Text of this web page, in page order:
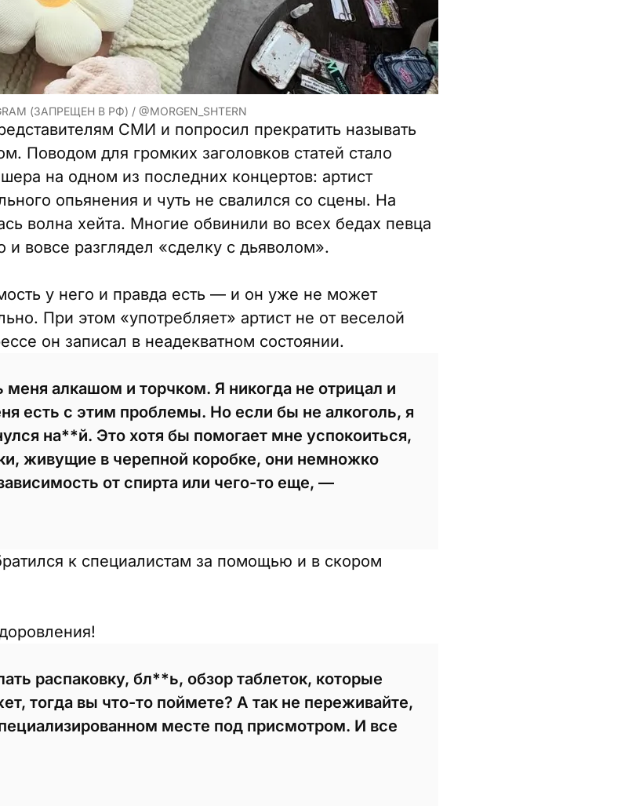
(ЗАПРЕЩЕН В РФ) / @MORGEN_SHTERN
СМИ и попросил прекратить называть
Поводом для громких заголовков статей стало
на одном из последних концертов: артист
опьянения и чуть не свалился со сцены. На
волна хейта. Многие обвинили во всех бедах певца
вовсе разглядел «сделку с дьяволом».
у него и правда есть — и он уже не может
При этом «употребляет» артист не от веселой
он записал в неадекватном состоянии.
алкашом и торчком. Я никогда не отрицал и
есть с этим проблемы. Но если бы не алкоголь, я
на**й. Это хотя бы помогает мне успокоиться,
живущие в черепной коробке, они немножко
от спирта или чего-то еще, —
к специалистам за помощью и в скором
распаковку, бл**ь, обзор таблеток, которые
тогда вы что-то поймете? А так не переживайте,
месте под присмотром. И все